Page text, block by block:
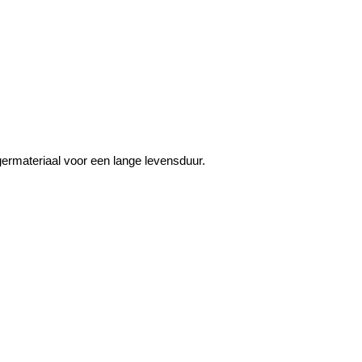
voor een lange levensduur.